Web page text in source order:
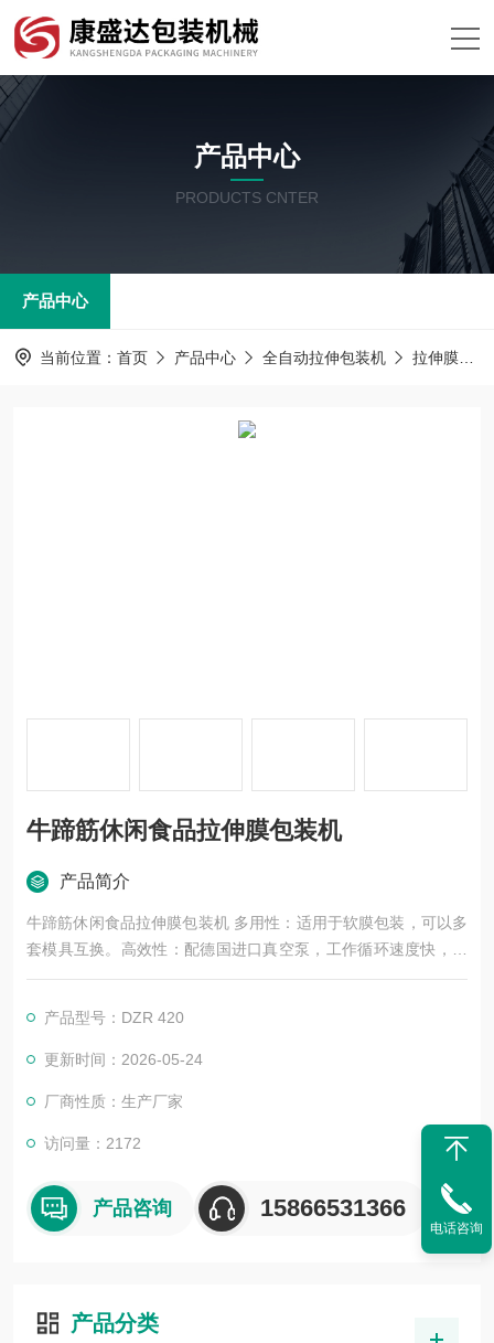
产品中心
PRODUCTS CNTER
产品中心
当前位置： 首页 产品中心 全自动拉伸包装机 拉伸膜包装机
牛蹄筋休闲食品拉伸膜包装机
产品简介
牛蹄筋休闲食品拉伸膜包装机 多用性：适用于软膜包装，可以多
套模具互换。高效性：配德国进口真空泵，工作循环速度快，有
效降低人工和设备投资运作成本。方便性：采用全中文机操作界
运行监测等多项功能。
产品型号：DZR 420
更新时间：2026-05-24
厂商性质：生产厂家
访问量：2172
产品咨询 15866531366
产品分类
电话咨询